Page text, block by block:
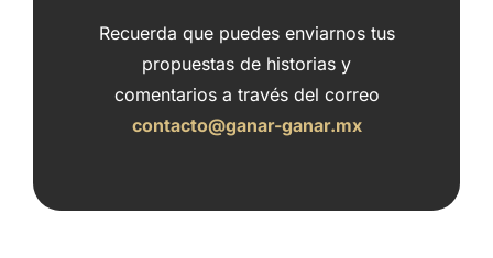
Recuerda que puedes enviarnos tus
propuestas de historias y
comentarios a través del correo
contacto@ganar-ganar.mx